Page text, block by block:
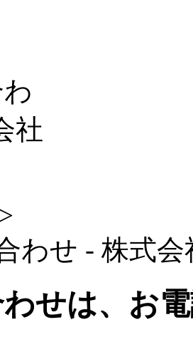
>
わせ - 株式
せは、お